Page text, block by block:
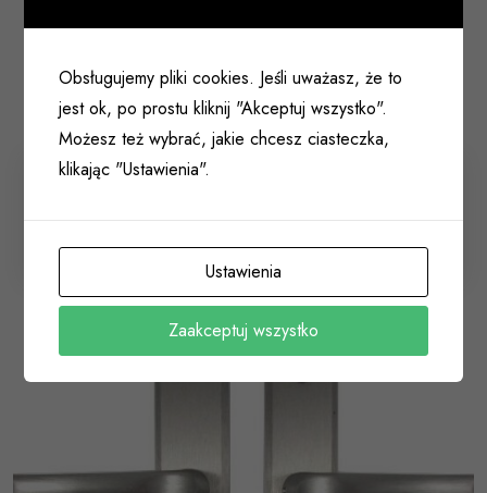
010 198
Obsługujemy pliki cookies. Jeśli uważasz, że to
jest ok, po prostu kliknij "Akceptuj wszystko".
Możesz też wybrać, jakie chcesz ciasteczka,
klikając "Ustawienia".
Ustawienia
Zaakceptuj wszystko